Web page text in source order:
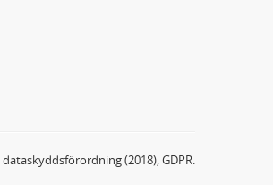
(2018), GDPR.